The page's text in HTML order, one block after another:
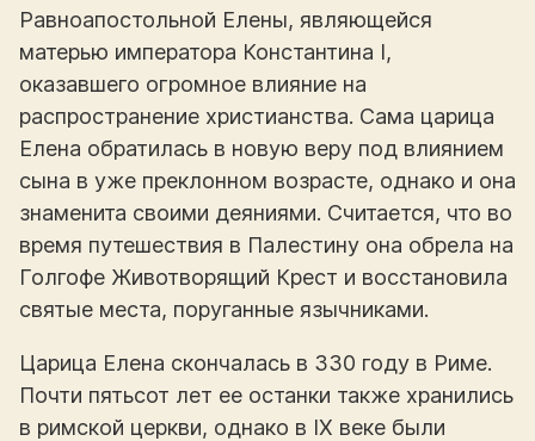
Равноапостольной Елены, являющейся
матерью императора Константина I,
оказавшего огромное влияние на
распространение христианства. Сама царица
Елена обратилась в новую веру под влиянием
сына в уже преклонном возрасте, однако и она
знаменита своими деяниями. Считается, что во
время путешествия в Палестину она обрела на
Голгофе Животворящий Крест и восстановила
святые места, поруганные язычниками.
Царица Елена скончалась в 330 году в Риме.
Почти пятьсот лет ее останки также хранились
в римской церкви, однако в IX веке были